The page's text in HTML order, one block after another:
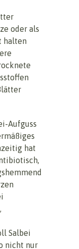
oder als
halten
Aufguss
hat
Salbei
nicht nur